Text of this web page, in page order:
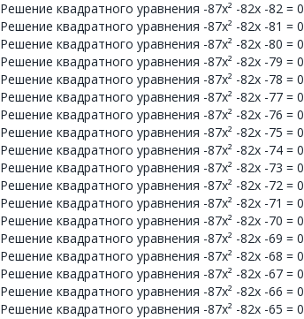
Решение квадратного уравнения -87x² -82x -82 = 0
Решение квадратного уравнения -87x² -82x -81 = 0
Решение квадратного уравнения -87x² -82x -80 = 0
Решение квадратного уравнения -87x² -82x -79 = 0
Решение квадратного уравнения -87x² -82x -78 = 0
Решение квадратного уравнения -87x² -82x -77 = 0
Решение квадратного уравнения -87x² -82x -76 = 0
Решение квадратного уравнения -87x² -82x -75 = 0
Решение квадратного уравнения -87x² -82x -74 = 0
Решение квадратного уравнения -87x² -82x -73 = 0
Решение квадратного уравнения -87x² -82x -72 = 0
Решение квадратного уравнения -87x² -82x -71 = 0
Решение квадратного уравнения -87x² -82x -70 = 0
Решение квадратного уравнения -87x² -82x -69 = 0
Решение квадратного уравнения -87x² -82x -68 = 0
Решение квадратного уравнения -87x² -82x -67 = 0
Решение квадратного уравнения -87x² -82x -66 = 0
Решение квадратного уравнения -87x² -82x -65 = 0